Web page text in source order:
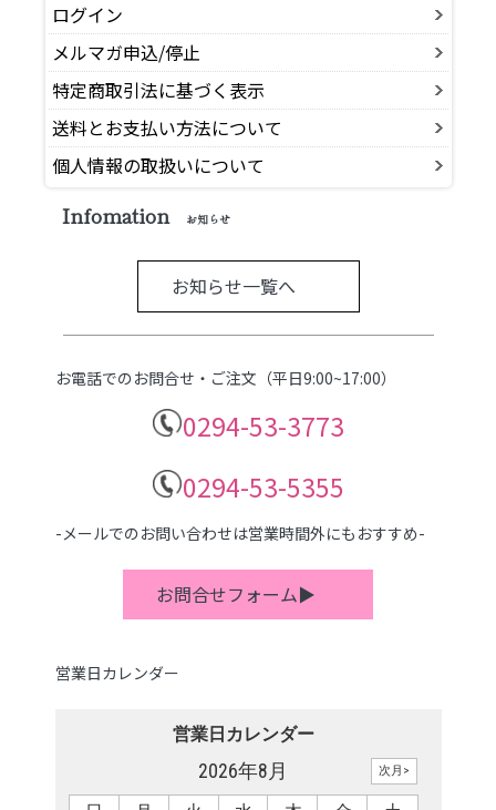
ログイン
メルマガ申込/停止
特定商取引法に基づく表示
送料とお支払い方法について
個人情報の取扱いについて
Infomation お知らせ
お知らせ一覧へ
お電話でのお問合せ・ご注文（平日9:00~17:00）
0294-53-3773
0294-53-5355
-メールでのお問い合わせは営業時間外にもおすすめ-
お問合せフォーム▶
営業日カレンダー